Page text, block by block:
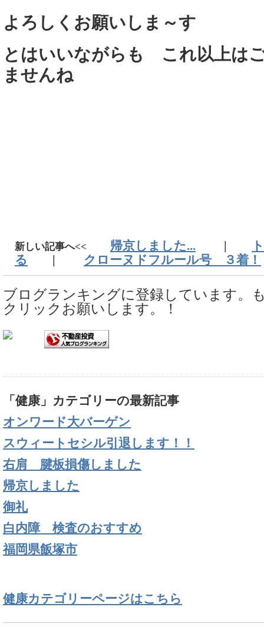
よろしくお願いしま～す
とはいいながらも これ以上は
ませんね
新しい記事へ<< 帰京しました...
る
クローヌドフルール号 ３着！
ブログランキングに登録しています。
クリックお願いします。！
「健康」カテゴリーの最新記事
オンワード大バーゲン
スウィートセシル引退します！！
右肩 腱板損傷しました
帰京しました
御礼
白内障 検査のおすすめ
福岡県飯塚市
健康カテゴリーページはこちら